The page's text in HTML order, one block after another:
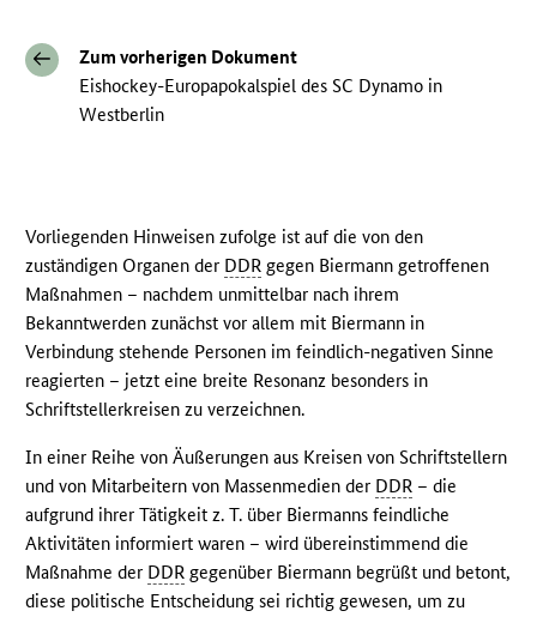
Zum vorherigen Dokument
Eishockey-Europapokalspiel des SC Dynamo in
Westberlin
Vorliegenden Hinweisen zufolge ist auf die von den
zuständigen Organen der DDR gegen Biermann getroffenen
Maßnahmen – nachdem unmittelbar nach ihrem
Bekanntwerden zunächst vor allem mit Biermann in
Verbindung stehende Personen im feindlich-negativen Sinne
reagierten – jetzt eine breite Resonanz besonders in
Schriftstellerkreisen zu verzeichnen.
In einer Reihe von Äußerungen aus Kreisen von Schriftstellern
und von Mitarbeitern von Massenmedien der DDR – die
aufgrund ihrer Tätigkeit z. T. über Biermanns feindliche
Aktivitäten informiert waren – wird übereinstimmend die
Maßnahme der DDR gegenüber Biermann begrüßt und betont,
diese politische Entscheidung sei richtig gewesen, um zu